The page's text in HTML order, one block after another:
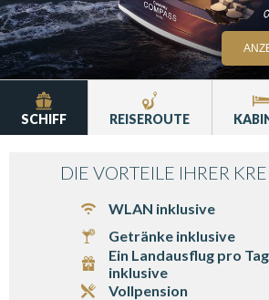
SCHIFF REISEROUTE
DIE VORTEILE IHRER
WLAN inklusive
Getränke inklusive
Ein Landausflug pro Tag
inklusive
Vollpension